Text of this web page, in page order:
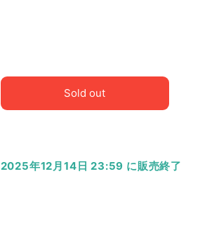
Sold out
2025年12月14日 23:59 に販売終了